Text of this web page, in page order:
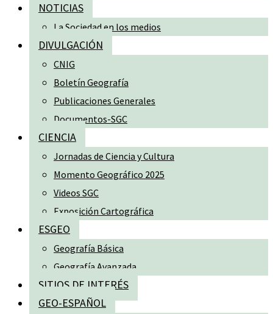
NOTICIAS
La Sociedad en los medios
DIVULGACIÓN
CNIG
Boletín Geografía
Publicaciones Generales
Documentos-SGC
CIENCIA
Jornadas de Ciencia y Cultura
Momento Geográfico 2025
Videos SGC
Exposición Cartográfica
ESGEO
Geografía Básica
Geografía Avanzada
SITIOS DE INTERÉS
GEO-ESPAÑOL